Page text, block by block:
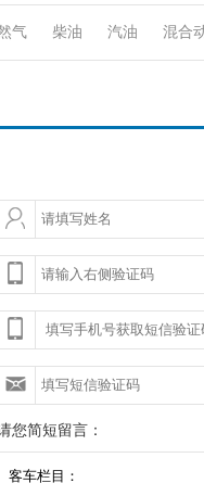
气 柴油 汽油 混合
您简短留言：